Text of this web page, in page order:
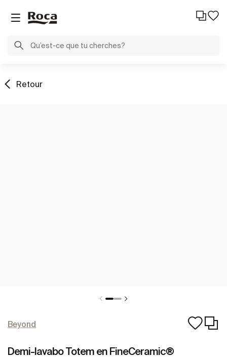
Retour
Beyond
Demi-lavabo Totem en FineCeramic®